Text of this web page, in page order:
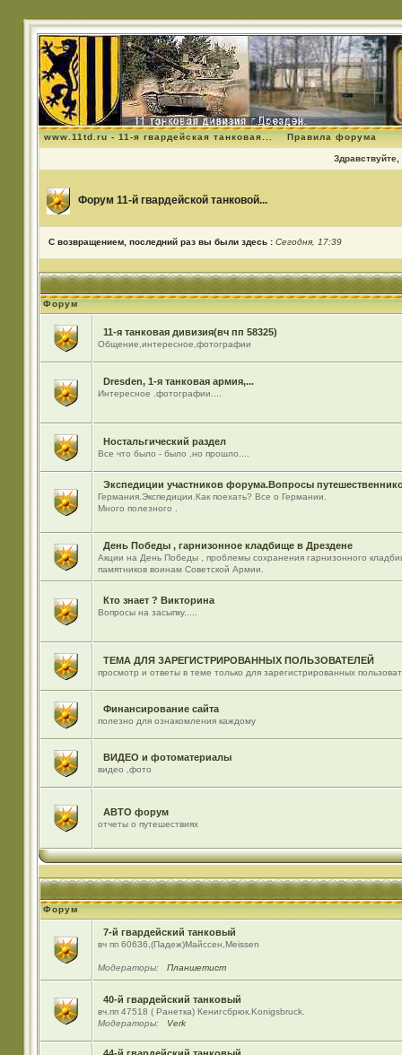
www.11td.ru - 11-я гвардейская танковая... Правила форума
Здравствуйте,
Форум 11-й гвардейской танковой...
С возвращением, последний раз вы были здесь : Сегодня, 17:39
Форум
11-я танковая дивизия(вч пп 58325)
Общение,интересное,фотографии
Dresden, 1-я танковая армия,...
Интересное .фотографии....
Ностальгический раздел
Все что было - было ,но прошло....
Экспедиции участников форума.Вопросы
Германия.Экспедиции.Как поехать? Все о Германии.
Много полезного .
День Победы , гарнизонное кладбище в Дрездене
Акции на День Победы , проблемы сохранения гарнизонного
памятников воинам Советской Армии.
Кто знает ? Викторина
Вопросы на засыпку.....
ТЕМА ДЛЯ ЗАРЕГИСТРИРОВАННЫХ ПОЛЬЗОВАТЕЛЕЙ
просмотр и ответы в теме только для зарегистрированных
Финансирование сайта
полезно для ознакомления каждому
ВИДЕО и фотоматериалы
видео ,фото
АВТО форум
отчеты о путешествиях
Форум
7-й гвардейский танковый
вч пп 60636,(Падеж)Майсcен,Meissen
Модераторы: Планшетист
40-й гвардейский танковый
вч.пп 47518 ( Ранетка) Кенигсбрюк.Konigsbruck.
Модераторы:
Verk